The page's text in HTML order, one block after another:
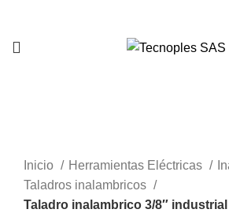
Inicio
Herramientas Eléctricas
Taladros inalambricos
Taladro inalambrico 3/8″